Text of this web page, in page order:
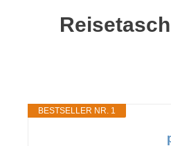
BESTSELLER NR. 1